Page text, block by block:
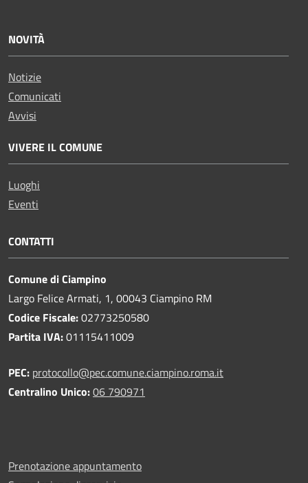
NOVITÀ
Notizie
Comunicati
Avvisi
VIVERE IL COMUNE
Luoghi
Eventi
CONTATTI
Comune di Ciampino
Largo Felice Armati, 1, 00043 Ciampino RM
Codice Fiscale:02773250580
Partita IVA:01115411009
PEC: protocollo@pec.comune.ciampino.roma.it
Centralino Unico:06 790971
Prenotazione appuntamento